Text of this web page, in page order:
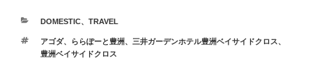
カ
ゴ
リ
DOMESTIC、 TRAVEL
タ
グ
アゴダ、 ららぽーと豊洲、 三井ガーデンホテル豊洲ベイサイドクロス、
豊洲ベイサイドクロス